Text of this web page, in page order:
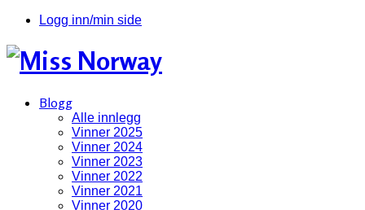
Logg inn/min side
Blogg
Alle innlegg
Vinner 2025
Vinner 2024
Vinner 2023
Vinner 2022
Vinner 2021
Vinner 2020